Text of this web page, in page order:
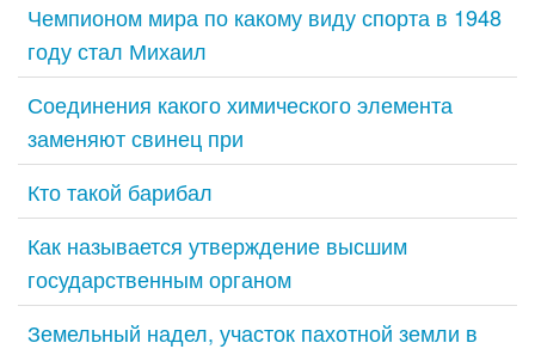
Чемпионом мира по какому виду спорта в 1948
году стал Михаил
Соединения какого химического элемента
заменяют свинец при
Кто такой барибал
Как называется утверждение высшим
государственным органом
Земельный надел, участок пахотной земли в